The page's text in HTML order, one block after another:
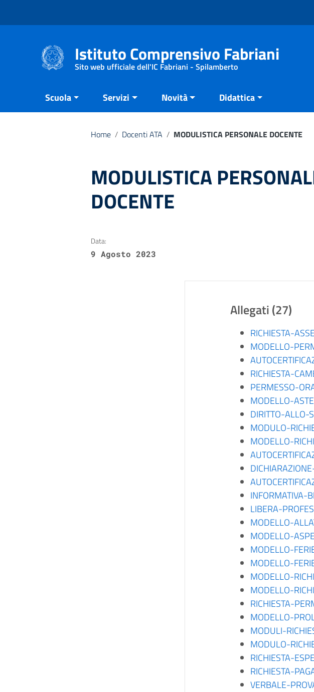
Istituto Comprensivo Fabriani
Sito web ufficiale dell'IC Fabriani - Spilamberto
Scuola Servizi Novità Didattica
Home / Docenti ATA / MODULISTICA PERSONALE DOCENTE
MODULISTICA
DOCENTE
Data:
9 Agosto 2023
Allegati (27)
RICHIESTA-
MODELLO-
RICHIESTA-
PERMESSO-
MODELLO-
DIRITTO-ALLO-
MODULO-
MODELLO-
INFORMATIVA-
LIBERA-
MODELLO-
MODELLO-
MODELLO-
MODELLO-
MODELLO-
MODELLO-
RICHIESTA-
MODELLO-
MODULI-
MODULO-
RICHIESTA-
RICHIESTA-
VERBALE-